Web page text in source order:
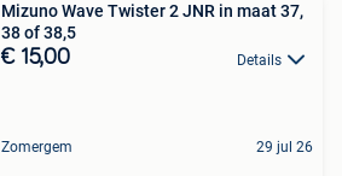
Mizuno Wave Twister 2 JNR in maat 37,
38 of 38,5
€ 15,00 Details
Zomergem 29 jul 26